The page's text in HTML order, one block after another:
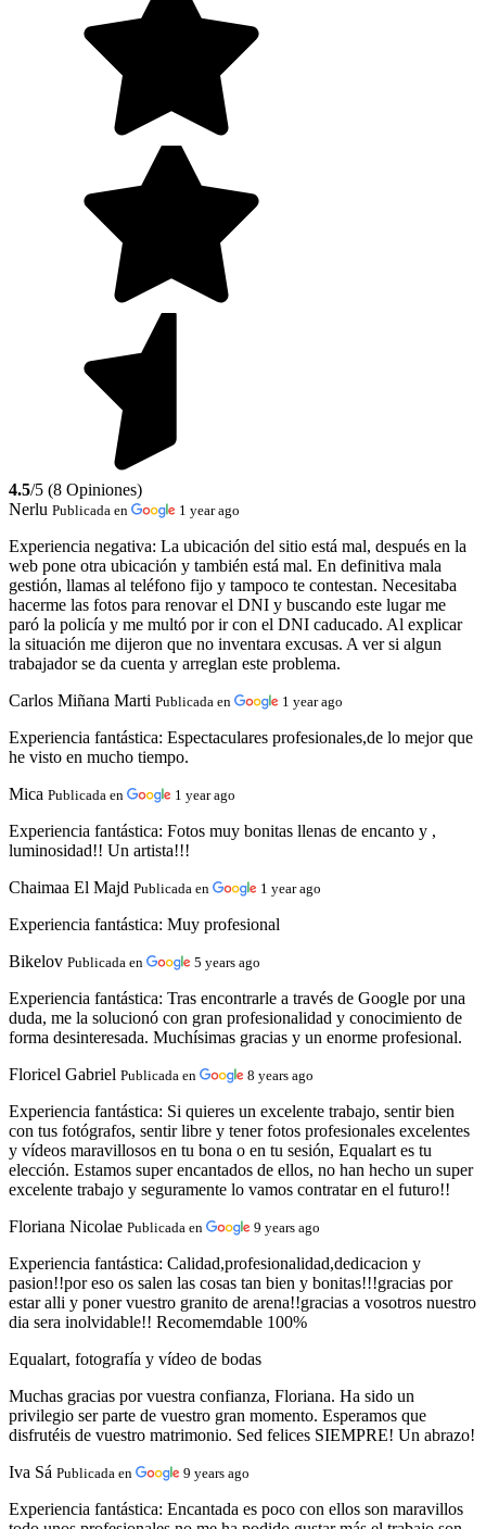
4.5/5 (8 Opiniones)
Nerlu Publicada en 1 year ago
Experiencia negativa: La ubicación del sitio está mal, después en la
web pone otra ubicación y también está mal. En definitiva mala
gestión, llamas al teléfono fijo y tampoco te contestan. Necesitaba
hacerme las fotos para renovar el DNI y buscando este lugar me
paró la policía y me multó por ir con el DNI caducado. Al explicar
la situación me dijeron que no inventara excusas. A ver si algun
trabajador se da cuenta y arreglan este problema.
Carlos Miñana Marti Publicada en 1 year ago
Experiencia fantástica: Espectaculares profesionales,de lo mejor que
he visto en mucho tiempo.
Mica Publicada en 1 year ago
Experiencia fantástica: Fotos muy bonitas llenas de encanto y ,
luminosidad!! Un artista!!!
Chaimaa El Majd Publicada en 1 year ago
Experiencia fantástica: Muy profesional
Bikelov Publicada en 5 years ago
Experiencia fantástica: Tras encontrarle a través de Google por una
duda, me la solucionó con gran profesionalidad y conocimiento de
forma desinteresada. Muchísimas gracias y un enorme profesional.
Floricel Gabriel Publicada en 8 years ago
Experiencia fantástica: Si quieres un excelente trabajo, sentir bien
con tus fotógrafos, sentir libre y tener fotos profesionales excelentes
y vídeos maravillosos en tu bona o en tu sesión, Equalart es tu
elección. Estamos super encantados de ellos, no han hecho un super
excelente trabajo y seguramente lo vamos contratar en el futuro!!
Floriana Nicolae Publicada en 9 years ago
Experiencia fantástica: Calidad,profesionalidad,dedicacion y
pasion!!por eso os salen las cosas tan bien y bonitas!!!gracias por
estar alli y poner vuestro granito de arena!!gracias a vosotros nuestro
dia sera inolvidable!! Recomemdable 100%
Equalart, fotografía y vídeo de bodas
Muchas gracias por vuestra confianza, Floriana. Ha sido un
privilegio ser parte de vuestro gran momento. Esperamos que
disfrutéis de vuestro matrimonio. Sed felices SIEMPRE! Un abrazo!
Iva Sá Publicada en 9 years ago
Experiencia fantástica: Encantada es poco con ellos son maravillos